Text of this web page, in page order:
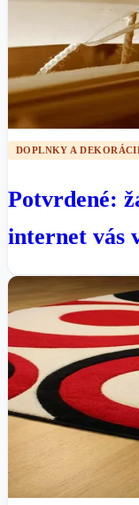
DOPLNKY A
Potvrdené:
internet vás